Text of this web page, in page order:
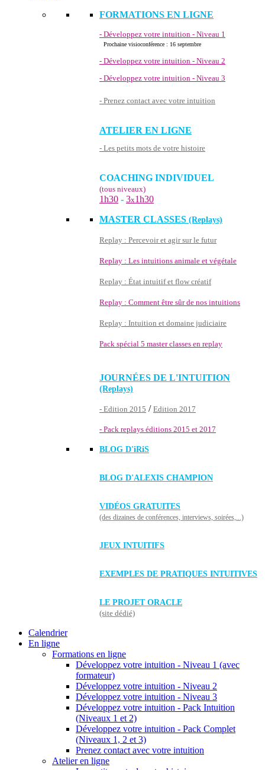
FORMATIONS EN LIGNE
- Développez votre intuition - Niveau 1
Prochaine visioconférence : 16 septembre
- Développez votre intuition - Niveau 2
- Développez votre intuition - Niveau 3
- Prenez contact avec votre intuition
ATELIER EN LIGNE
- Les petits mots de votre histoire
COACHING INDIVIDUEL
(tous niveaux)
1h30 - 3x1h30
MASTER CLASSES (Replays)
Replay : Percevoir et agir sur le futur
Replay : Les intuitions animale et végétale
Replay : État intuitif et flow créatif
Replay : Comment être sûr de nos intuitions
Replay : Intuition et domaine judiciaire
Pack spécial 5 master classes en replay
JOURNÉES DE L'INTUITION
(Replays)
- Edition 2015 / Edition 2017
- Pack replays éditions 2015 et 2017
BLOG D'iRiS
BLOG D'ALEXIS CHAMPION
VIDÉOS GRATUITES
(des dizaines de conférences, interviews, soirées,...)
JEUX INTUITIFS
EXEMPLES DE PRATIQUES INTUITIVES
LE PROJET ORACLE
(site dédié)
Calendrier
En ligne
Formations en ligne
Développez votre intuition - Niveau 1 (avec
formateur)
Développez votre intuition - Niveau 2
Développez votre intuition - Niveau 3
Développez votre intuition - Pack Intuition
(Niveaux 1 et 2)
Développez votre intuition - Pack Complet
(Niveaux 1, 2 et 3)
Prenez contact avec votre intuition
Atelier en ligne